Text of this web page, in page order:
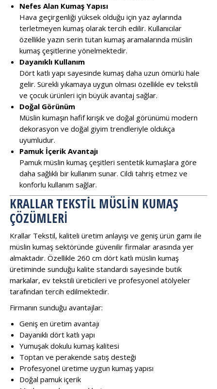
Nefes Alan Kumaş Yapısı
Hava geçirgenliği yüksek olduğu için yaz aylarında
terletmeyen kumaş olarak tercih edilir. Kullanıcılar
özellikle yazın serin tutan kumaş aramalarında müslin
kumaş çeşitlerine yönelmektedir.
Dayanıklı Kullanım
Dört katlı yapı sayesinde kumaş daha uzun ömürlü hale
gelir. Sürekli yıkamaya uygun olması özellikle ev tekstili
ve çocuk ürünleri için büyük avantaj sağlar.
Doğal Görünüm
Müslin kumaşın hafif kırışık ve doğal görünümü modern
dekorasyon ve doğal giyim trendleriyle oldukça
uyumludur.
Pamuk İçerik Avantajı
Pamuk müslin kumaş çeşitleri sentetik kumaşlara göre
daha sağlıklı bir kullanım sunar. Cildi tahriş etmez ve
konforlu kullanım sağlar.
KRALLAR TEKSTIL MÜSLIN KUMAŞ
ÇÖZÜMLERI
Krallar Tekstil, kaliteli üretim anlayışı ve geniş ürün gamı ile
müslin kumaş sektöründe güvenilir firmalar arasında yer
almaktadır. Özellikle 260 cm dört katlı müslin kumaş
üretiminde sunduğu kalite standardı sayesinde butik
markalar, ev tekstili üreticileri ve profesyonel atölyeler
tarafından tercih edilmektedir.
Firmanın sunduğu avantajlar:
Geniş en üretim avantajı
Dayanıklı dört katlı yapı
Yumuşak dokulu kumaş kalitesi
Toptan ve perakende satış desteği
Profesyonel üretime uygun kumaş yapısı
Doğal pamuk içerik